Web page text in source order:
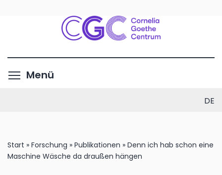
Inhalt
Menü
DE
Start » Forschung » Publikationen » Denn ich hab schon eine
Maschine Wäsche da draußen hängen